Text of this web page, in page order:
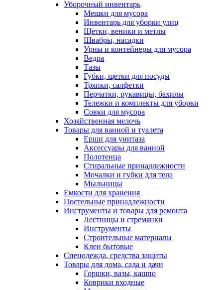
Уборочный инвентарь
Мешки для мусора
Инвентарь для уборки улиц
Щетки, веники и метлы
Швабры, насадки
Урны и контейнеры для мусора
Ведра
Тазы
Губки, щетки для посуды
Тряпки, салфетки
Перчатки, рукавицы, бахилы
Тележки и комплекты для уборки
Совки для мусора
Хозяйственная мелочь
Товары для ванной и туалета
Ерши для унитаза
Аксессуары для ванной
Полотенца
Стиральные принадлежности
Мочалки и губки для тела
Мыльницы
Емкости для хранения
Постельные принадлежности
Инструменты и товары для ремонта
Лестницы и стремянки
Инструменты
Строительные материалы
Клеи бытовые
Спецодежда, средства защиты
Товары для дома, сада и дачи
Горшки, вазы, кашпо
Коврики входные